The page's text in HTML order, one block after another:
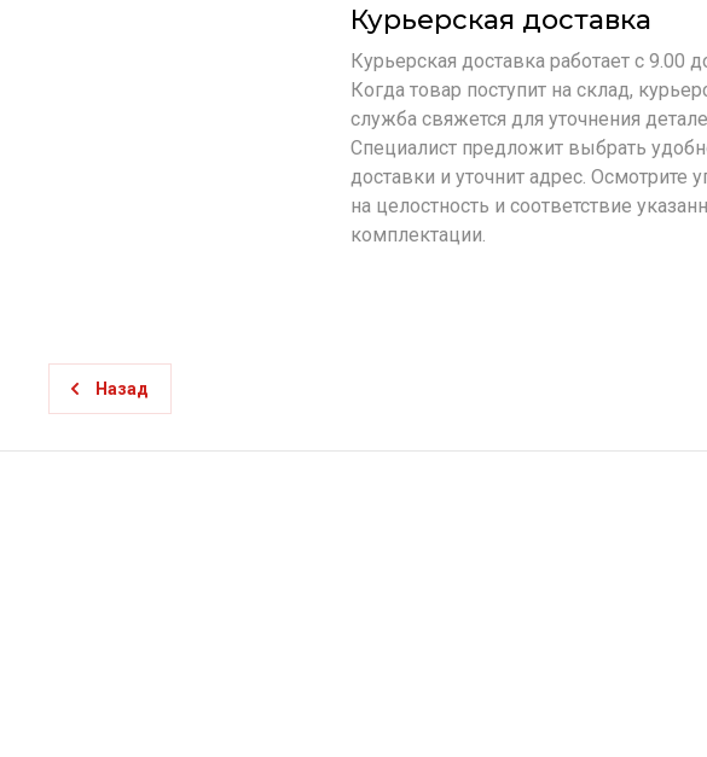
Курьерская доставка
Курьерская доставка работает с 9.00
Когда товар поступит на склад,
служба свяжется для уточнения
Специалист предложит выбрать
доставки и уточнит адрес. Осмотрите
на целостность и соответствие
комплектации.
Назад